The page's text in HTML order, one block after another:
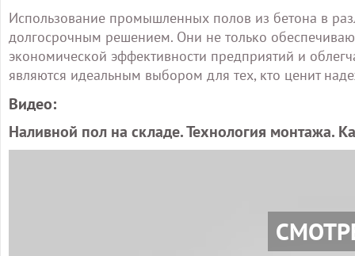
Использование промышленных полов из бетона в
долгосрочным решением. Они не только
экономической эффективности предприятий и
являются идеальным выбором для тех, кто ценит
Видео:
Наливной пол на складе. Технология монтажа.